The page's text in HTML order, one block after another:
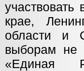
крае,
области и
выборам не
«Единая